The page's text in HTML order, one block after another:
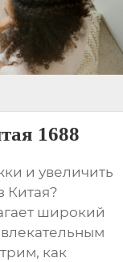
1688
и увеличить
Китая?
широкий
как